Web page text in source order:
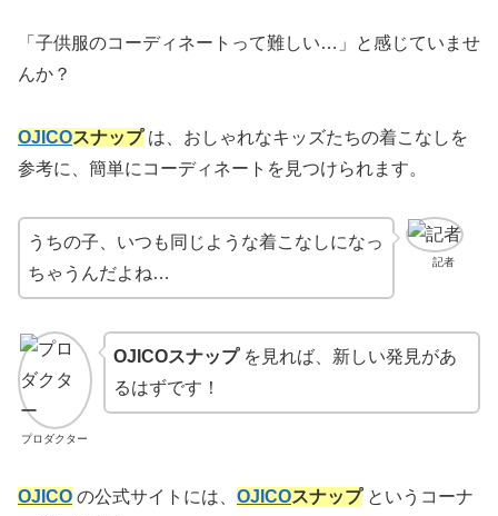
「子供服のコーディネートって難しい…」と感じていませ
んか？
OJICOスナップは、おしゃれなキッズたちの着こなしを
参考に、簡単にコーディネートを見つけられます。
記者
うちの子、いつも同じような着こなしになっ
ちゃうんだよね…
プロダクター
OJICOスナップを見れば、新しい発見があ
るはずです！
OJICO の公式サイトには、 OJICOスナップというコーナ